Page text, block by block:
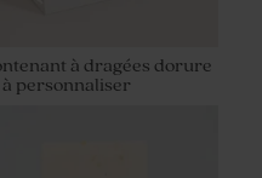
à dragées dorure
personnaliser